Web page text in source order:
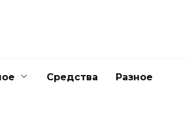
Средства Разное